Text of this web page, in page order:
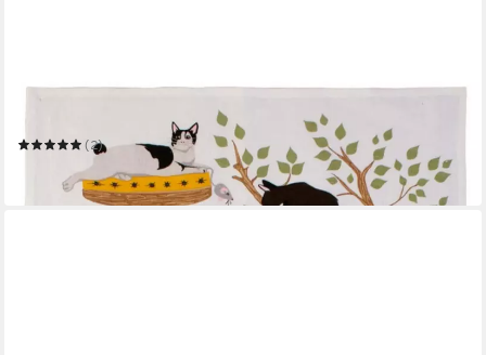
ULSTER WEAVERS
Geschirrtuch Moggie Mahem
(2)
in 4-5 Werktagen bei dir